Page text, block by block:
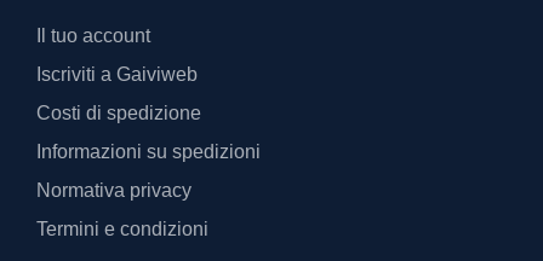
Il tuo account
Iscriviti a Gaiviweb
Costi di spedizione
Informazioni su spedizioni
Normativa privacy
Termini e condizioni